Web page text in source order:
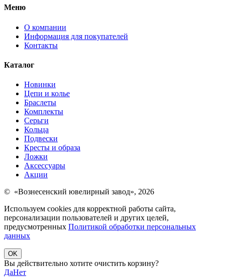
Меню
О компании
Информация для покупателей
Контакты
Каталог
Новинки
Цепи и колье
Браслеты
Комплекты
Серьги
Кольца
Подвески
Кресты и образа
Ложки
Аксессуары
Акции
© «Вознесенский ювелирный завод», 2026
Используем cookies для корректной работы сайта,
персонализации пользователей и других целей,
предусмотренных Политикой обработки персональных
данных
OK
Вы действительно хотите очистить корзину?
ДаНет